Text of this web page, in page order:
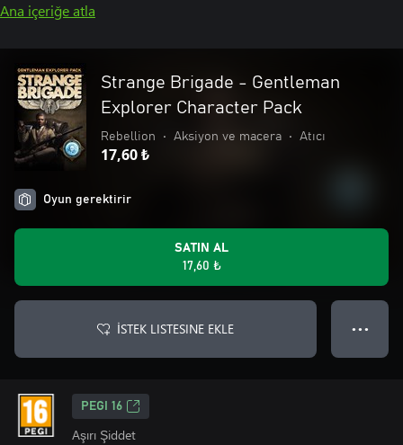
Ana içeriğe atla
Strange Brigade - Gentleman
Explorer Character Pack
Rebellion • Aksiyon ve macera • Atıcı
17,60 ₺
Oyun gerektirir
SATIN AL
17,60 ₺
İSTEK LISTESINE EKLE ● ● ●
PEGI 16
Aşırı Şiddet